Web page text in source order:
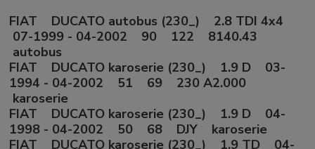
FIAT DUCATO autobus (230_) 2.8 TDI 4x4
07-1999 - 04-2002 90 122 8140.43
autobus
FIAT DUCATO karoserie (230_) 1.9 D 03-
1994 - 04-2002 51 69 230 A2.000
karoserie
FIAT DUCATO karoserie (230_) 1.9 D 04-
1998 - 04-2002 50 68 DJY karoserie
FIAT DUCATO karoserie (230_) 1.9 TD 04-